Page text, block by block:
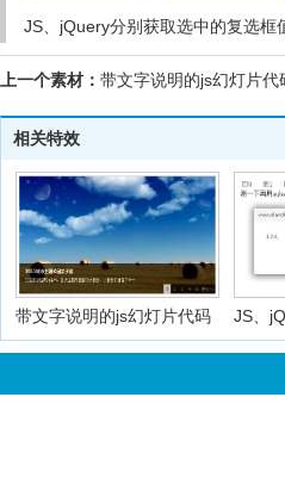
JS、jQuery分别获取选中的复选框
上一个素材： 带文字说明的js幻灯片代
相关特效
带文字说明的js幻灯片代码 JS、